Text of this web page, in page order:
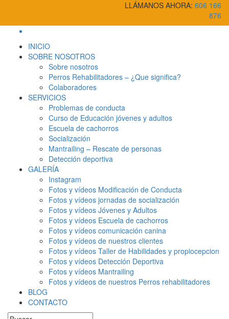
LLÁMANOS AHORA: 606 166
876
INICIO
SOBRE NOSOTROS
Sobre nosotros
Perros Rehabilitadores – ¿Que significa?
Colaboradores
SERVICIOS
Problemas de conducta
Curso de Educación jóvenes y adultos
Escuela de cachorros
Socialización
Mantrailing – Rescate de personas
Detección deportiva
GALERÍA
Instagram
Fotos y vídeos Modificación de Conducta
Fotos y vídeos jornadas de socialización
Fotos y vídeos Jóvenes y Adultos
Fotos y vídeos Escuela de cachorros
Fotos y vídeos comunicación canina
Fotos y vídeos de nuestros clientes
Fotos y vídeos Taller de Habilidades y propiocepcion
Fotos y vídeos Detección Deportiva
Fotos y vídeos Mantrailing
Fotos y vídeos de nuestros Perros rehabilitadores
BLOG
CONTACTO